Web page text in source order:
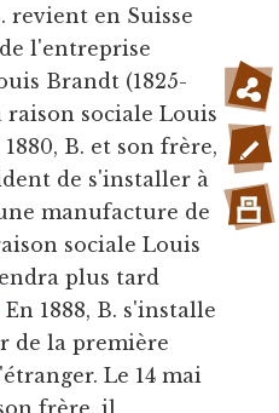
revient en Suisse
l'entreprise
Brandt (1825-
raison sociale Louis
B. et son frère,
de s'installer à
manufacture de
sociale Louis
plus tard
En 1888, B. s'installe
de la première
Le 14 mai
frère, il